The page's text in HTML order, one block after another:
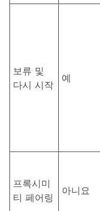
보류 및
다시 시작
예
프록시미
티 페어링
아니요